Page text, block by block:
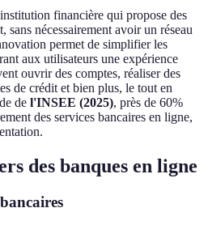
financière qui propose des
sans nécessairement avoir un réseau
permet de simplifier les
aux utilisateurs une expérience
ouvrir des comptes, réaliser des
de crédit et bien plus, le tout en
de l'INSEE (2025), près de 60%
des services bancaires en ligne,
des banques en ligne